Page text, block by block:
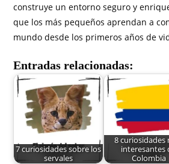
construye un entorno seguro y
que los más pequeños aprendan a
mundo desde los primeros años de
Entradas relacionadas:
7 curiosidades sobre los
servales
8 curiosidades
interesantes
Colombia